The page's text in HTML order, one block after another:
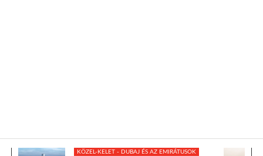
KÖZEL-KELET - DUBAJ ÉS AZ EMIRÁTUSOK